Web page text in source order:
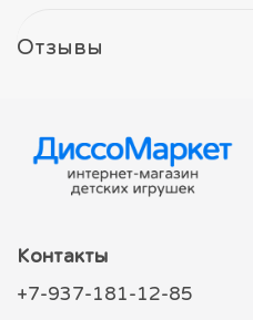
Отзывы
Контакты
+7-937-181-12-85